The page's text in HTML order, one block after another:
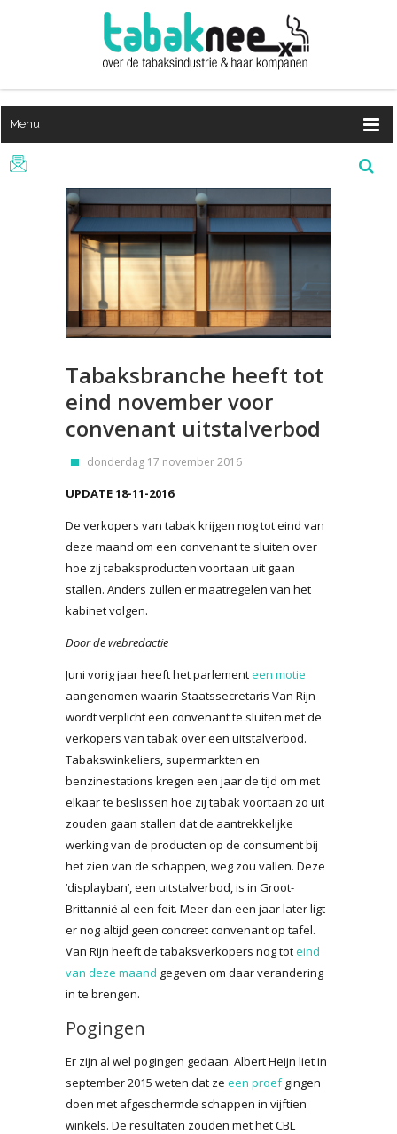
Menu
Tabaksbranche heeft tot
eind november voor
convenant uitstalverbod
donderdag 17 november 2016
UPDATE 18-11-2016
De verkopers van tabak krijgen nog tot eind van
deze maand om een convenant te sluiten over
hoe zij tabaksproducten voortaan uit gaan
stallen. Anders zullen er maatregelen van het
kabinet volgen.
Door de webredactie
Juni vorig jaar heeft het parlementeen motie
aangenomen waarin Staatssecretaris Van Rijn
wordt verplicht een convenant te sluiten met de
verkopers van tabak over een uitstalverbod.
Tabakswinkeliers, supermarkten en
benzinestations kregen een jaar de tijd om met
elkaar te beslissen hoe zij tabak voortaan zo uit
zouden gaan stallen dat de aantrekkelijke
werking van de producten op de consument bij
het zien van de schappen, weg zou vallen. Deze
‘displayban’, een uitstalverbod, is in Groot-
Brittannië al een feit. Meer dan een jaar later ligt
er nog altijd geen concreet convenant op tafel.
Van Rijn heeft de tabaksverkopers nog toteind
van deze maand gegeven om daar verandering
in te brengen.
Pogingen
Er zijn al wel pogingen gedaan. Albert Heijn liet in
september 2015 weten dat ze een proefgingen
doen met afgeschermde schappen in vijftien
winkels. De resultaten zouden met het CBL